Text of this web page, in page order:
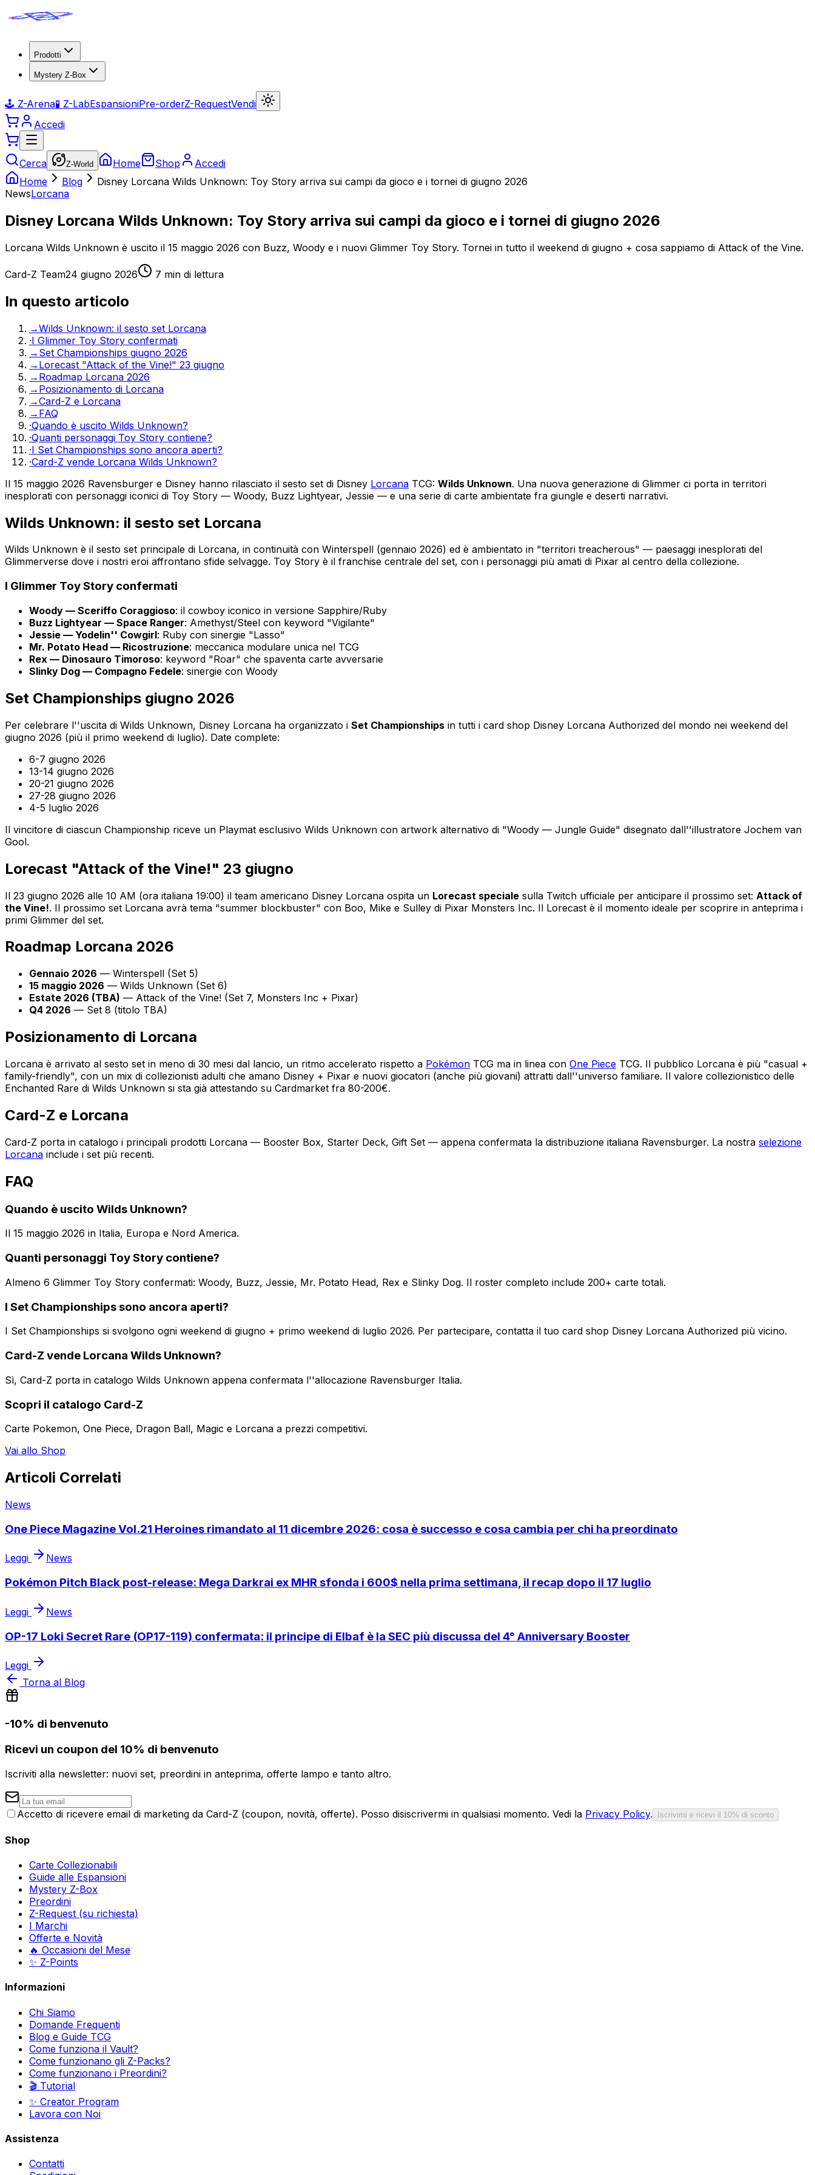
Prodotti
Mystery Z-Box
🕹️ Z-Arena🧪 Z-LabEspansioniPre-orderZ-RequestVendi
Accedi
Cerca Z-World Home Shop
Accedi
Home
Blog
Disney Lorcana Wilds Unknown: Toy Story arriva sui campi da gioco e i tornei di giugno 2026
NewsLorcana
Disney Lorcana Wilds Unknown: Toy Story arriva sui campi da gioco e i tornei di giugno 2026
Lorcana Wilds Unknown è uscito il 15 maggio 2026 con Buzz, Woody e i nuovi Glimmer Toy Story. Tornei in tutto il weekend di giugno + cosa sappiamo di Attack of the Vine.
Card-Z Team24 giugno 2026 7 min di lettura
In questo articolo
→Wilds Unknown: il sesto set Lorcana
·I Glimmer Toy Story confermati
→ Set Championships giugno 2026
→ Lorecast "Attack of the Vine!" 23 giugno
→ Roadmap Lorcana 2026
→ Posizionamento di Lorcana
→Card-Z e Lorcana
→ FAQ
·Quando è uscito Wilds Unknown?
·Quanti personaggi Toy Story contiene?
·I Set Championships sono ancora aperti?
·Card-Z vende Lorcana Wilds Unknown?
Il 15 maggio 2026 Ravensburger e Disney hanno rilasciato il sesto set di Disney Lorcana TCG: Wilds Unknown. Una nuova generazione di Glimmer ci porta in territori
inesplorati con personaggi iconici di Toy Story — Woody, Buzz Lightyear, Jessie — e una serie di carte ambientate fra giungle e deserti narrativi.
Wilds Unknown: il sesto set Lorcana
Wilds Unknown è il sesto set principale di Lorcana, in continuità con Winterspell (gennaio 2026) ed è ambientato in "territori treacherous" — paesaggi inesplorati del
Glimmerverse dove i nostri eroi affrontano sfide selvagge. Toy Story è il franchise centrale del set, con i personaggi più amati di Pixar al centro della collezione.
I Glimmer Toy Story confermati
Woody — Sceriffo Coraggioso: il cowboy iconico in versione Sapphire/Ruby
Buzz Lightyear — Space Ranger: Amethyst/Steel con keyword "Vigilante"
Jessie — Yodelin'' Cowgirl: Ruby con sinergie "Lasso"
Mr. Potato Head — Ricostruzione: meccanica modulare unica nel TCG
Rex — Dinosauro Timoroso: keyword "Roar" che spaventa carte avversarie
Slinky Dog — Compagno Fedele: sinergie con Woody
Set Championships giugno 2026
Per celebrare l''uscita di Wilds Unknown, Disney Lorcana ha organizzato i Set Championships in tutti i card shop Disney Lorcana Authorized del mondo nei weekend del
giugno 2026 (più il primo weekend di luglio). Date complete:
6-7 giugno 2026
13-14 giugno 2026
20-21 giugno 2026
27-28 giugno 2026
4-5 luglio 2026
Il vincitore di ciascun Championship riceve un Playmat esclusivo Wilds Unknown con artwork alternativo di "Woody — Jungle Guide" disegnato dall''illustratore Jochem van
Gool.
Lorecast "Attack of the Vine!" 23 giugno
Il 23 giugno 2026 alle 10 AM (ora italiana 19:00) il team americano Disney Lorcana ospita un Lorecast speciale sulla Twitch ufficiale per anticipare il prossimo set: Attack of
the Vine!. Il prossimo set Lorcana avrà tema "summer blockbuster" con Boo, Mike e Sulley di Pixar Monsters Inc. Il Lorecast è il momento ideale per scoprire in anteprima i
primi Glimmer del set.
Roadmap Lorcana 2026
Gennaio 2026 — Winterspell (Set 5)
15 maggio 2026 — Wilds Unknown (Set 6)
Estate 2026 (TBA) — Attack of the Vine! (Set 7, Monsters Inc + Pixar)
Q4 2026 — Set 8 (titolo TBA)
Posizionamento di Lorcana
Lorcana è arrivato al sesto set in meno di 30 mesi dal lancio, un ritmo accelerato rispetto a Pokémon TCG ma in linea con One Piece TCG. Il pubblico Lorcana è più "casual +
family-friendly", con un mix di collezionisti adulti che amano Disney + Pixar e nuovi giocatori (anche più giovani) attratti dall''universo familiare. Il valore collezionistico delle
Enchanted Rare di Wilds Unknown si sta già attestando su Cardmarket fra 80-200€.
Card-Z e Lorcana
Card-Z porta in catalogo i principali prodotti Lorcana — Booster Box, Starter Deck, Gift Set — appena confermata la distribuzione italiana Ravensburger. La nostra selezione
Lorcana include i set più recenti.
FAQ
Quando è uscito Wilds Unknown?
Il 15 maggio 2026 in Italia, Europa e Nord America.
Quanti personaggi Toy Story contiene?
Almeno 6 Glimmer Toy Story confermati: Woody, Buzz, Jessie, Mr. Potato Head, Rex e Slinky Dog. Il roster completo include 200+ carte totali.
I Set Championships sono ancora aperti?
I Set Championships si svolgono ogni weekend di giugno + primo weekend di luglio 2026. Per partecipare, contatta il tuo card shop Disney Lorcana Authorized più vicino.
Card-Z vende Lorcana Wilds Unknown?
Sì, Card-Z porta in catalogo Wilds Unknown appena confermata l''allocazione Ravensburger Italia.
Scopri il catalogo Card-Z
Carte Pokemon, One Piece, Dragon Ball, Magic e Lorcana a prezzi competitivi.
Vai allo Shop
Articoli Correlati
News
One Piece Magazine Vol.21 Heroines rimandato al 11 dicembre 2026: cosa è successo e cosa cambia per chi ha preordinato
Leggi News
Pokémon Pitch Black post-release: Mega Darkrai ex MHR sfonda i 600$ nella prima settimana, il recap dopo il 17 luglio
Leggi News
OP-17 Loki Secret Rare (OP17-119) confermata: il principe di Elbaf è la SEC più discussa del 4° Anniversary Booster
Leggi
Torna al Blog
-10% di benvenuto
Ricevi un coupon del 10% di benvenuto
Iscriviti alla newsletter: nuovi set, preordini in anteprima, offerte lampo e tanto altro.
Accetto di ricevere email di marketing da Card-Z (coupon, novità, offerte). Posso disiscrivermi in qualsiasi momento. Vedi la Privacy Policy. Iscrivimi e ricevi il 10% di sconto
Shop
Carte Collezionabili
Guide alle Espansioni
Mystery Z-Box
Preordini
Z-Request (su richiesta)
I Marchi
Offerte e Novità
🔥 Occasioni del Mese
✨ Z-Points
Informazioni
Chi Siamo
Domande Frequenti
Blog e Guide TCG
Come funziona il Vault?
Come funzionano gli Z-Packs?
Come funzionano i Preordini?
🎬 Tutorial
✨ Creator Program
Lavora con Noi
Assistenza
Contatti